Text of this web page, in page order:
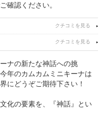
確認ください。
ナの新たな神話への挑
年のカムカムミニキーナは
にどうぞご期待下さい！
化の要素を、『神話』とい